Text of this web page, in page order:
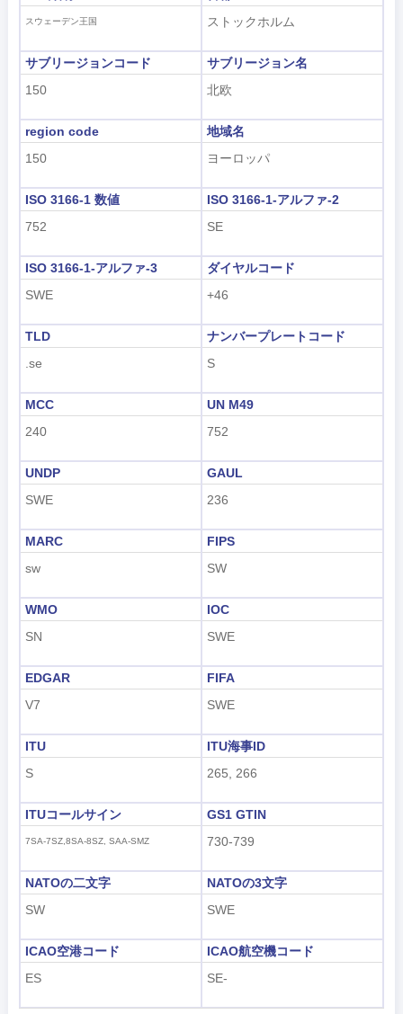
スウェーデン王国
ストックホルム
サブリージョンコード
150
サブリージョン名
北欧
region code
150
地域名
ヨーロッパ
ISO 3166-1 数値
752
ISO 3166-1-アルファ-2
SE
ISO 3166-1-アルファ-3
SWE
ダイヤルコード
+46
TLD
.se
ナンバープレートコード
S
MCC
240
UN M49
752
UNDP
SWE
GAUL
236
MARC
sw
FIPS
SW
WMO
SN
IOC
SWE
EDGAR
V7
FIFA
SWE
ITU
S
ITU海事ID
265, 266
ITUコールサイン
7SA-7SZ,8SA-8SZ, SAA-SMZ
GS1 GTIN
730-739
NATOの二文字
SW
NATOの3文字
SWE
ICAO空港コード
ES
ICAO航空機コード
SE-